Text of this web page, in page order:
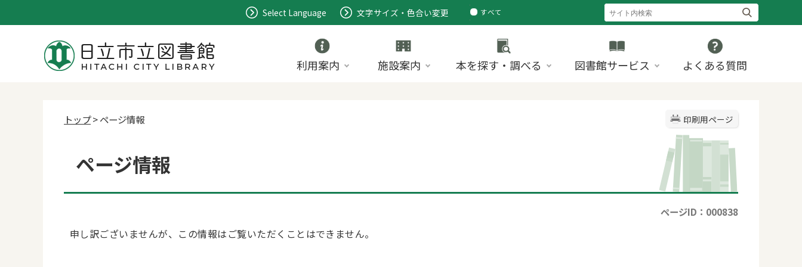
Select Language 文字サイズ・色合い変更
すべて
ページ
利用案内 施設案内 本を探す・調べる 図書館サービス よくある質問
印刷用ページ
トップ> ページ情報
ページ情報
ページID：000838
申し訳ございませんが、この情報はご覧いただくことはできません。